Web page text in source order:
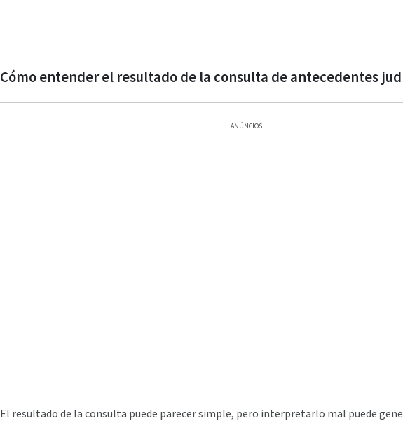
Cómo entender el resultado de la consulta de antecedentes
ANÚNCIOS
El resultado de la consulta puede parecer simple, pero interpretarlo mal puede